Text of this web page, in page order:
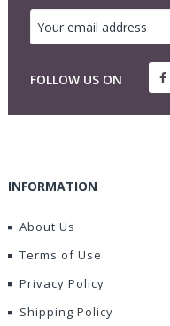
FOLLOW US ON
INFORMATION
About Us
Terms of Use
Privacy Policy
Shipping Policy